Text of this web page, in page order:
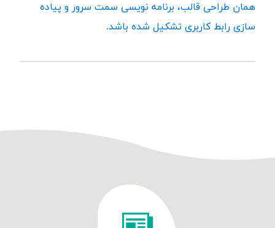
همان طراحی قالب، برنامه نویسی سمت سرور و پیاده
سازی رابط کاربری تشکیل شده باشد.